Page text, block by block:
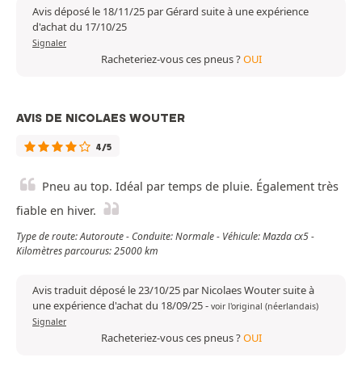
Avis déposé le 18/11/25 par Gérard suite à une expérience
d'achat du 17/10/25
Signaler
Racheteriez-vous ces pneus ?OUI
AVIS DE NICOLAES WOUTER
4/5
Pneu au top. Idéal par temps de pluie. Également très
fiable en hiver.
Type de route: Autoroute - Conduite: Normale - Véhicule: Mazda cx5 -
Kilomètres parcourus: 25000 km
Avis traduit déposé le 23/10/25 par Nicolaes Wouter suite à
une expérience d'achat du 18/09/25- voir l'original (néerlandais)
Signaler
Racheteriez-vous ces pneus ?OUI